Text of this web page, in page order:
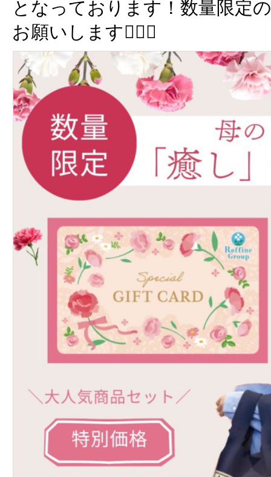
となっております！数量限定
お願いします🙇🏻‍♀️